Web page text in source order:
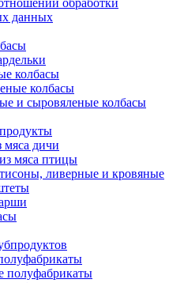
данных
колбасы
колбасы
и сыровяленые колбасы
дичи
мяса птицы
ливерные и кровяные
полуфабрикаты